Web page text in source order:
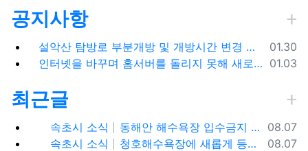
공지사항
등록일
01.30
설악산 탐방로 부분개방 및 개방시간 변경 안내(1.26.(금), 04:00 기준)
등록일
01.03
인터넷을 바꾸며 홈서버를 돌리지 못해 새로 시작합니다.
최근글
등록일
08.07
속초시 소식
동해안 해수욕장 입수금지 안내
등록일
08.07
속초시 소식
청호해수욕장에 새롭게 등장한 아름다운 조형물! ✨